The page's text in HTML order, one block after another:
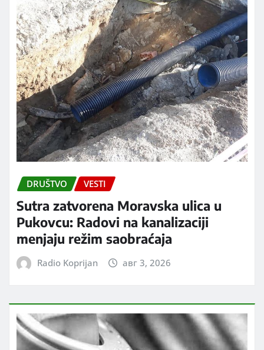
DRUŠTVO VESTI
Sutra zatvorena Moravska ulica u
Pukovcu: Radovi na kanalizaciji
menjaju režim saobraćaja
Radio Koprijan авг 3, 2026